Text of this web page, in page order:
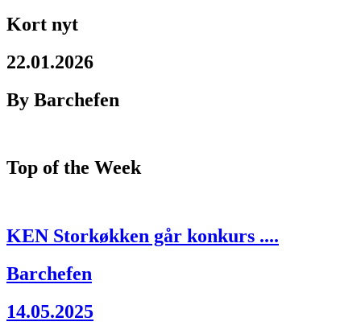
Kort nyt
22.01.2026
By Barchefen
Top of the Week
KEN Storkøkken går konkurs ....
Barchefen
14.05.2025